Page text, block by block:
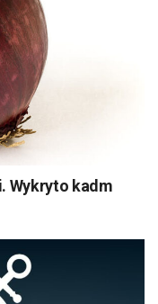
Wykryto kadm